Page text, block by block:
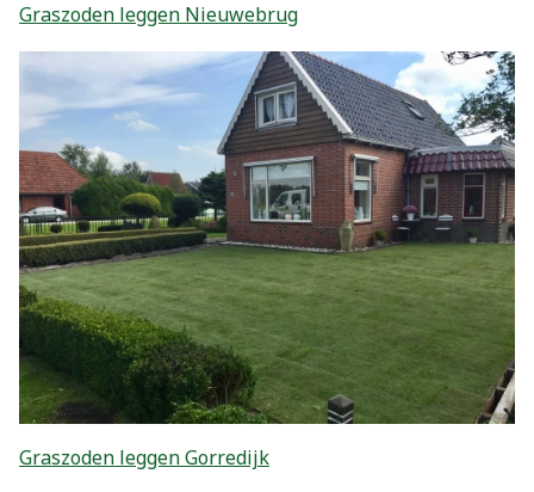
Graszoden leggen Nieuwebrug
Graszoden leggen Gorredijk